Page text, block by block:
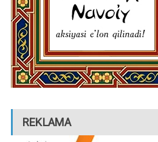
REKLAMA